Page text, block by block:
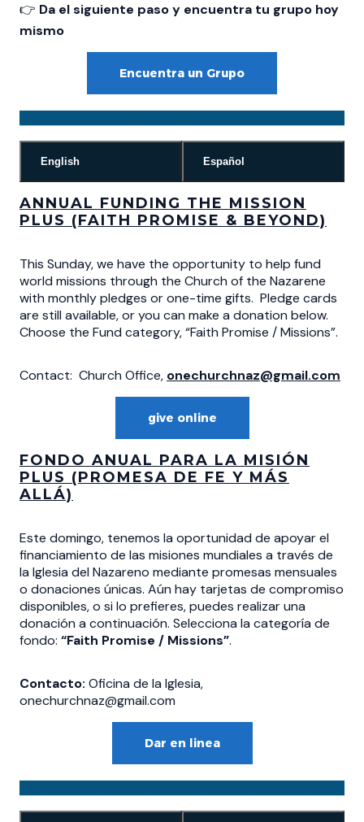
👉 Da el siguiente paso y encuentra tu grupo hoy
mismo
Encuentra un Grupo
English Español
ANNUAL FUNDING THE MISSION
PLUS (FAITH PROMISE & BEYOND)
This Sunday, we have the opportunity to help fund
world missions through the Church of the Nazarene
with monthly pledges or one-time gifts. Pledge cards
are still available, or you can make a donation below.
Choose the Fund category, “Faith Promise / Missions”.
Contact: Church Office, onechurchnaz@gmail.com
give online
FONDO ANUAL PARA LA MISIÓN
PLUS (PROMESA DE FE Y MÁS
ALLÁ)
Este domingo, tenemos la oportunidad de apoyar el
financiamiento de las misiones mundiales a través de
la Iglesia del Nazareno mediante promesas mensuales
o donaciones únicas. Aún hay tarjetas de compromiso
disponibles, o si lo prefieres, puedes realizar una
donación a continuación. Selecciona la categoría de
fondo: “Faith Promise / Missions”.
Contacto: Oficina de la Iglesia,
onechurchnaz@gmail.com
Dar en linea